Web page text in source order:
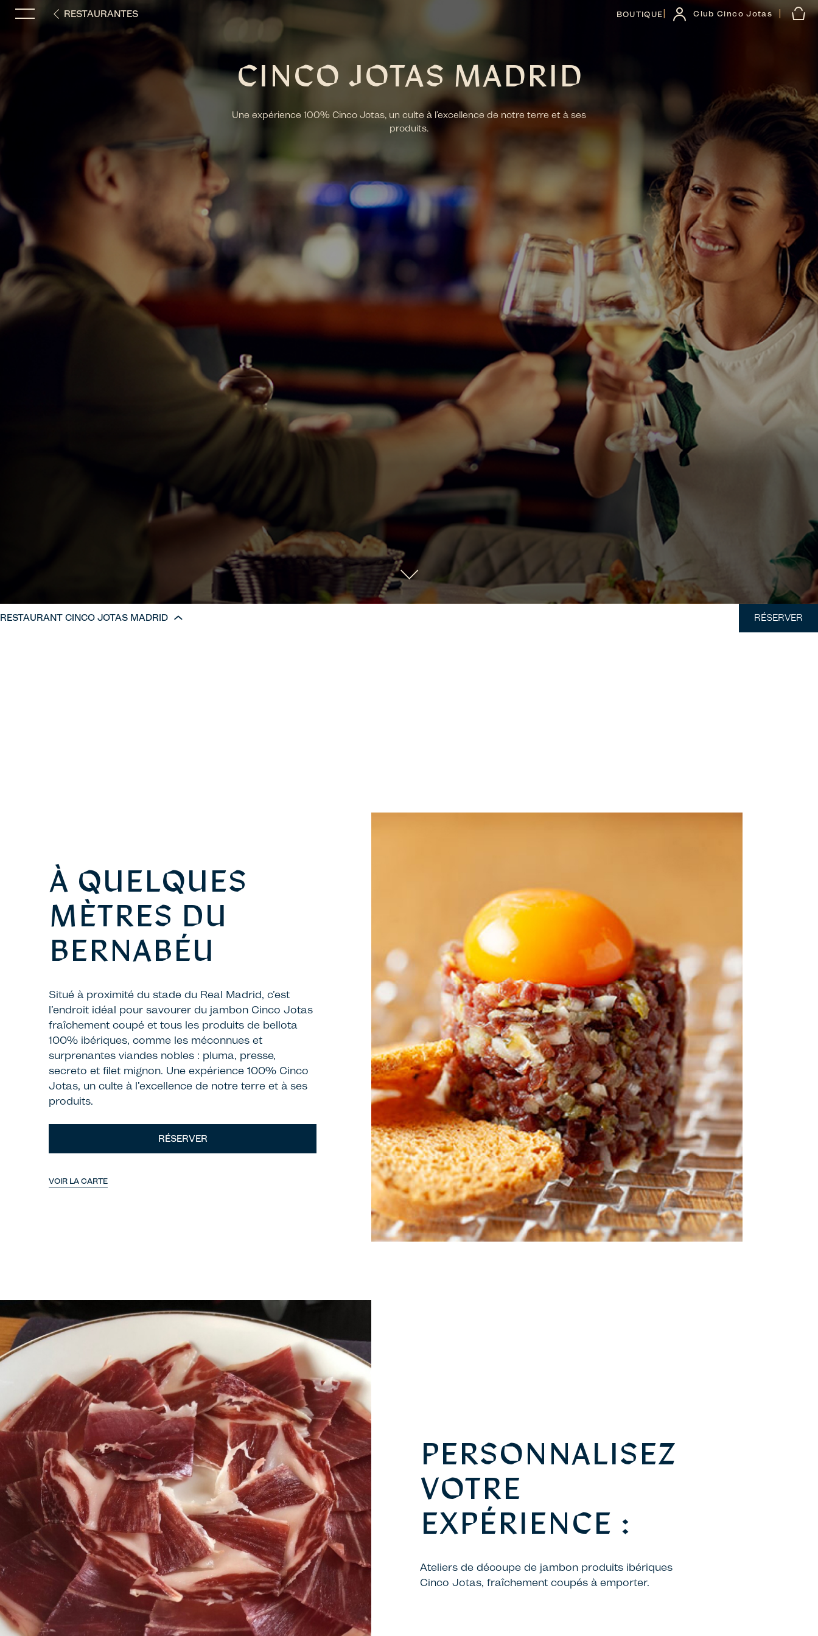
RESTAURANTES BOUTIQUE Club Cinco Jotas
CINCO JOTAS MADRID
Une expérience 100% Cinco Jotas, un culte à l’excellence de notre terre et à ses
produits.
RESTAURANT CINCO JOTAS MADRID RÉSERVER
À QUELQUES
MÈTRES DU
BERNABÉU
Situé à proximité du stade du Real Madrid, c’est
l’endroit idéal pour savourer du jambon Cinco Jotas
fraîchement coupé et tous les produits de bellota
100% ibériques, comme les méconnues et
surprenantes viandes nobles : pluma, presse,
secreto et filet mignon. Une expérience 100% Cinco
Jotas, un culte à l’excellence de notre terre et à ses
produits.
RÉSERVER
VOIR LA CARTE
PERSONNALISEZ
VOTRE
EXPÉRIENCE :
Ateliers de découpe de jambon produits ibériques
Cinco Jotas, fraîchement coupés à emporter.